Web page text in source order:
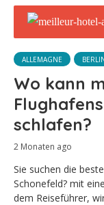
ALLEMAGNE
Wo kann
schlafen?
2 Monaten ago
Sie suchen die
Schonefeld? mit
dem Reiseführer,